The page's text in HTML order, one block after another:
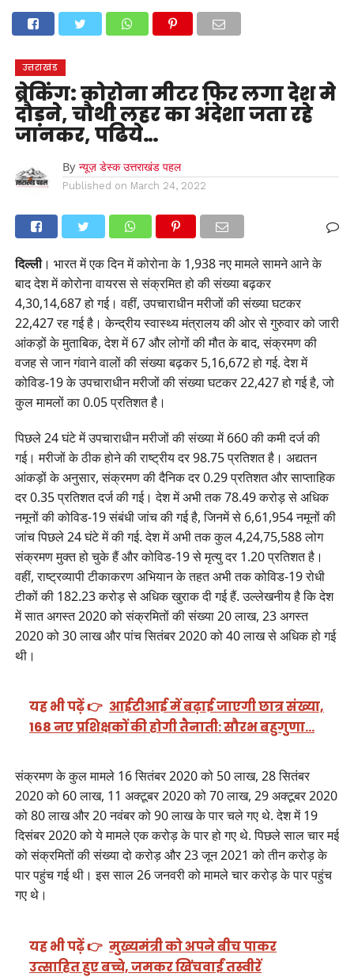
देहरादूननैनीताल
मनोरंजन
उत्तराखंड
ब्रेकिंग: कोरोना मीटर फिर लगा देश मे
दौड़ने, चौथी लहर का अंदेशा जता रहे
जानकर, पढिये…
By न्यूज़ डेस्क उत्तराखंड पहल
Published on March 24, 2022
दिल्ली। भारत में एक दिन में कोरोना के 1,938 नए मामले सामने आने के
बाद देश में कोरोना वायरस से संक्रमित हो की संख्या बढ़कर
4,30,14,687 हो गई। वहीं, उपचाराधीन मरीजों की संख्या घटकर
22,427 रह गई है। केन्द्रीय स्वास्थ्य मंत्रालय की ओर से गुरुवार को जारी
आंकड़ों के मुताबिक, देश में 67 और लोगों की मौत के बाद, संक्रमण की
वजह से जान गंवाने वालों की संख्या बढ़कर 5,16,672 हो गई. देश में
कोविड-19 के उपचाराधीन मरीजों की संख्या घटकर 22,427 हो गई है, जो
कुल मामलों का 0.05 प्रतिशत है।
पिछले 24 घंटे में उपचाराधीन मरीजों की संख्या में 660 की कमी दर्ज की
गई। मरीजों के ठीक होने की राष्ट्रीय दर 98.75 प्रतिशत है। अद्यतन
आंकड़ों के अनुसार, संक्रमण की दैनिक दर 0.29 प्रतिशत और साप्ताहिक
दर 0.35 प्रतिशत दर्ज की गई। देश में अभी तक 78.49 करोड़ से अधिक
नमूनों की कोविड-19 संबंधी जांच की गई है, जिनमें से 6,61,954 नमूनों की
जांच पिछले 24 घंटे में की गई. देश में अभी तक कुल 4,24,75,588 लोग
संक्रमण मुक्त हो चुके हैं और कोविड-19 से मृत्यु दर 1.20 प्रतिशत है।
वहीं, राष्ट्रव्यापी टीकाकरण अभियान के तहत अभी तक कोविड-19 रोधी
टीकों की 182.23 करोड़ से अधिक खुराक दी गई हैं. उल्लेखनीय है कि देश
में सात अगस्त 2020 को संक्रमितों की संख्या 20 लाख, 23 अगस्त
2020 को 30 लाख और पांच सितंबर 2020 को 40 लाख से अधिक हो गई
थी।
यह भी पढ़ें 👉 आईटीआई में बढ़ाई जाएगी छात्र संख्या,
168 नए प्रशिक्षकों की होगी तैनाती: सौरभ बहुगुणा…
संक्रमण के कुल मामले 16 सितंबर 2020 को 50 लाख, 28 सितंबर
2020 को 60 लाख, 11 अक्टूबर 2020 को 70 लाख, 29 अक्टूबर 2020
को 80 लाख और 20 नवंबर को 90 लाख के पार चले गए थे. देश में 19
दिसंबर 2020 को ये मामले एक करोड़ के पार हो गए थे. पिछले साल चार मई
को संक्रमितों की संख्या दो करोड़ और 23 जून 2021 को तीन करोड़ के
पार पहुंच गई थी। इस साल 26 जनवरी को मामले चार करोड़ के पार पहुंच
गए थे।
यह भी पढ़ें 👉 मुख्यमंत्री को अपने बीच पाकर
उत्साहित हुए बच्चे, जमकर खिंचवाईं तस्वीरें